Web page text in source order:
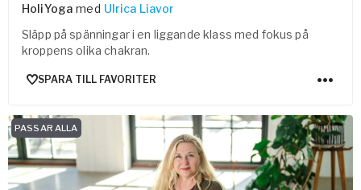
HoliYoga med Ulrica Liavor
Släpp på spänningar i en liggande klass med fokus på
kroppens olika chakran.
SPARA TILL FAVORITER
PASSAR ALLA